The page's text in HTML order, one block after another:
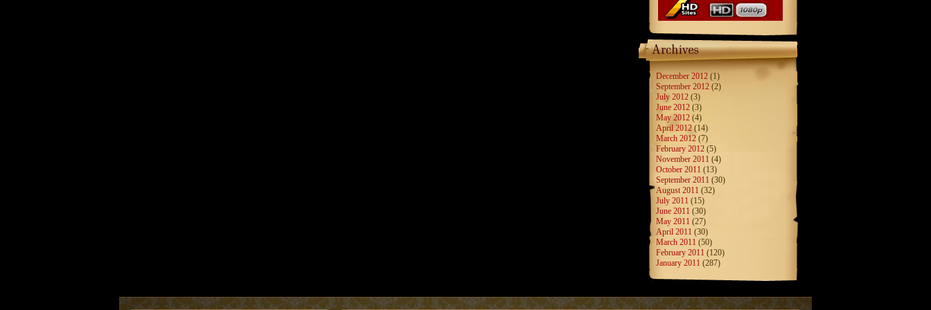
December 2012 (1)
September 2012 (2)
July 2012 (3)
June 2012 (3)
May 2012 (4)
April 2012 (14)
March 2012 (7)
February 2012 (5)
November 2011 (4)
October 2011 (13)
September 2011 (30)
August 2011 (32)
July 2011 (15)
June 2011 (30)
May 2011 (27)
April 2011 (30)
March 2011 (50)
February 2011 (120)
January 2011 (287)